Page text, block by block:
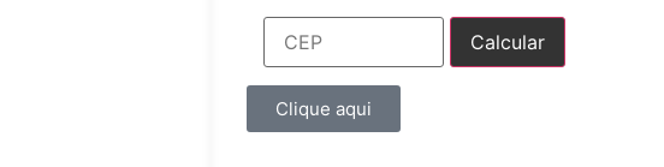
Calcular
Clique aqui